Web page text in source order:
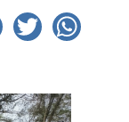
Facebook
Twitter